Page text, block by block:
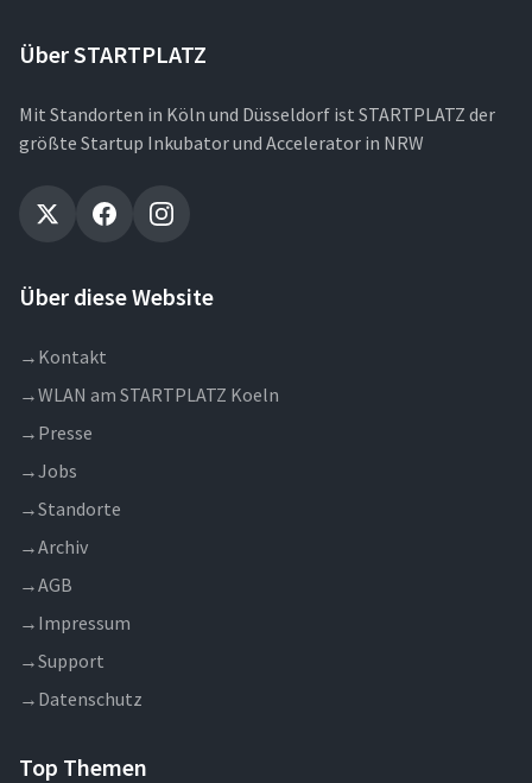
Über STARTPLATZ
Mit Standorten in Köln und Düsseldorf ist STARTPLATZ der
größte Startup Inkubator und Accelerator in NRW
Über diese Website
→ Kontakt
→WLAN am STARTPLATZ Koeln
→ Presse
→Jobs
→Standorte
→Archiv
→AGB
→ Impressum
→Support
→ Datenschutz
Top Themen